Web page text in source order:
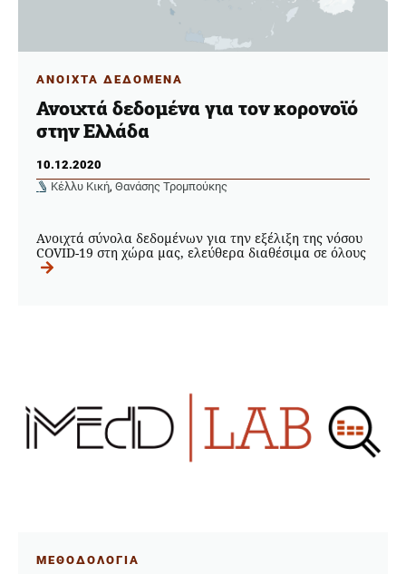
ΑΝΟΙΧΤΑ ΔΕΔΟΜΕΝΑ
Ανοιχτά δεδομένα για τον κορονοϊό
στην Ελλάδα
10.12.2020
Κέλλυ Κική, Θανάσης Τρομπούκης
Ανοιχτά σύνολα δεδομένων για την εξέλιξη της νόσου
COVID-19 στη χώρα μας, ελεύθερα διαθέσιμα σε όλους
ΜΕΘΟΔΟΛΟΓΙΑ